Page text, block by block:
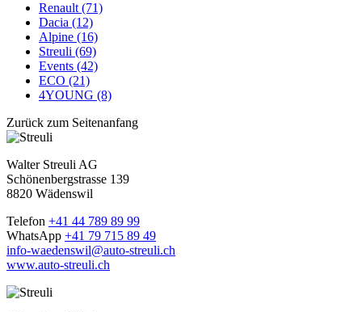
Renault (71)
Dacia (12)
Alpine (16)
Streuli (69)
Events (42)
ECO (21)
4YOUNG (8)
Zurück zum Seitenanfang
Walter Streuli AG
Schönenbergstrasse 139
8820 Wädenswil
Telefon +41 44 789 89 99
WhatsApp +41 79 715 89 49
info-waedenswil@auto-streuli.ch
www.auto-streuli.ch